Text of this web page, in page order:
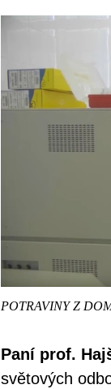
POTRAVINY Z
Paní prof.
světových